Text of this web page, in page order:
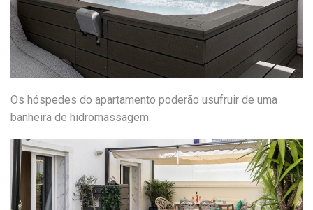
Os hóspedes do apartamento poderão usufruir de uma
banheira de hidromassagem.